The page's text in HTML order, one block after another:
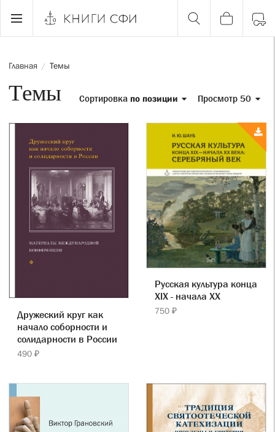
Главная / Темы
Темы Просмотр 50
Сортировка по позиции
Дружеский круг как
начало соборности и
солидарности в России
490 ₽
Русская культура конца
XIX - начала XX
750 ₽